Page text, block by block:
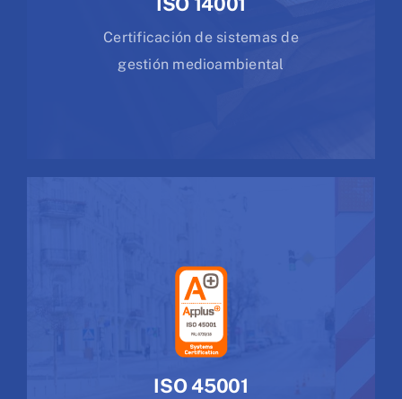
Certificación de sistemas de
gestión medioambiental
ISO 45001